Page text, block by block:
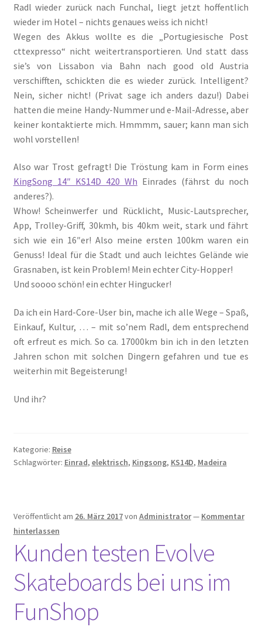
Radl wieder zurück nach Funchal, liegt jetzt hoffentlich
wieder im Hotel – nichts genaues weiss ich nicht!
Wegen des Akkus wollte es die „Portugiesische Post
cttexpresso“ nicht weitertransportieren. Und statt dass
sie’s von Lissabon via Bahn nach good old Austria
verschifften, schickten die es wieder zurück. Intelligent?
Nein, sicher nicht! (Privat sage ich anders dazu!) Dabei
hatten die meine Handy-Nummer und e-Mail-Adresse, aber
keiner kontaktierte mich. Hmmmm, sauer; kann man sich
wohl vorstellen!
Also war Trost gefragt! Die Tröstung kam in Form eines
KingSong 14″ KS14D 420 Wh Einrades (fährst du noch
anderes?).
Whow! Scheinwerfer und Rücklicht, Music-Lautsprecher,
App, Trolley-Griff, 30kmh, bis 40km weit, stark und fährt
sich wie ein 16″er! Also meine ersten 100km waren ein
Genuss! Ideal für die Stadt und auch leichtes Gelände wie
Grasnaben, ist kein Problem! Mein echter City-Hopper!
Und soooo schön! ein echter Hingucker!
Da ich ein Hard-Core-User bin, mache ich alle Wege – Spaß,
Einkauf, Kultur, … – mit so’nem Radl, dem entsprechend
oft erfreut es mich. So ca. 17000km bin ich in den letzten
Jahren schon mit solchen Dingern gefahren und tue es
weiterhin mit Begeisterung!
Und ihr?
Kategorie: Reise
Schlagwörter: Einrad, elektrisch, Kingsong, KS14D, Madeira
Veröffentlicht am 26. März 2017von Administrator— Kommentar
hinterlassen
Kunden testen Evolve
Skateboards bei uns im
FunShop